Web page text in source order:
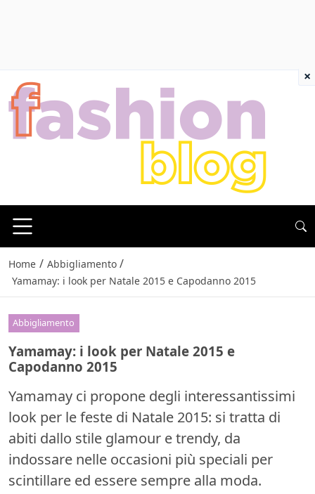
Home / Abbigliamento /
Yamamay: i look per Natale 2015 e Capodanno 2015
Abbigliamento
Yamamay: i look per Natale 2015 e
Capodanno 2015
Yamamay ci propone degli interessantissimi
look per le feste di Natale 2015: si tratta di
abiti dallo stile glamour e trendy, da
indossare nelle occasioni più speciali per
scintillare ed essere sempre alla moda.
×